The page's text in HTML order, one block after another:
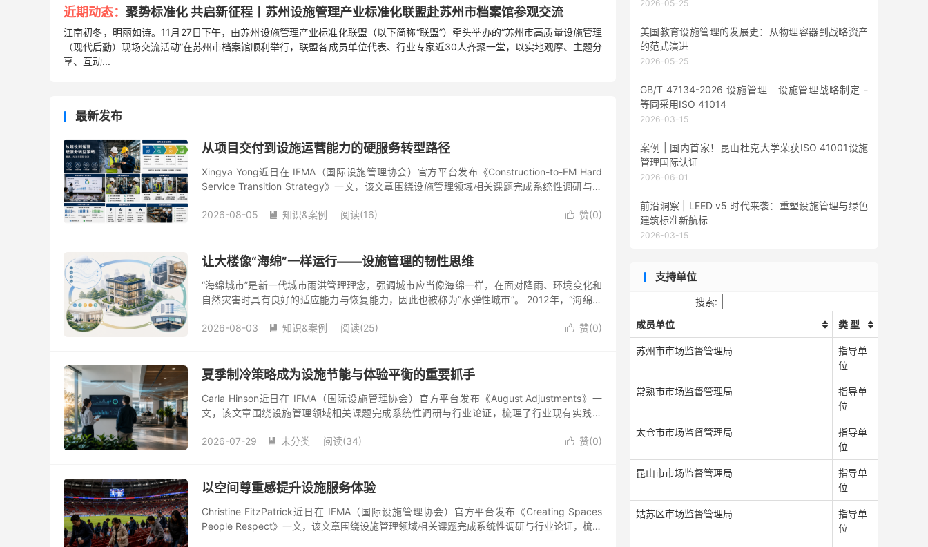
近期动态： 聚势标准化 共启新征程丨苏州设施管理产业标准化联盟赴苏州市档案馆参观交流
江南初冬，明丽如诗。11月27日下午，由苏州设施管理产业标准化联盟（以下简称“联盟”）牵头举办的“苏州市高质量设施管理
（现代后勤）现场交流活动”在苏州市档案馆顺利举行，联盟各成员单位代表、行业专家近30人齐聚一堂，以实地观摩、主题分
享、互动...
最新发布
从项目交付到设施运营能力的硬服务转型路径
Xingya Yong近日在 IFMA（国际设施管理协会）官方平台发布《Construction-to-FM Hard
Service Transition Strategy》一文，该文章围绕设施管理领域相关课题完成系统性调研与行
 赞(0)
2026-08-05  知识&案例 阅读(16)
让大楼像“海绵”一样运行——设施管理的韧性思维
“海绵城市”是新一代城市雨洪管理理念，强调城市应当像海绵一样，在面对降雨、环境变化和
自然灾害时具有良好的适应能力与恢复能力，因此也被称为“水弹性城市”。 2012年，“海绵城
 赞(0)
2026-08-03  知识&案例 阅读(25)
夏季制冷策略成为设施节能与体验平衡的重要抓手
Carla Hinson近日在 IFMA（国际设施管理协会）官方平台发布《August Adjustments》一
文，该文章围绕设施管理领域相关课题完成系统性调研与行业论证，梳理了行业现有实践痛
 赞(0)
2026-07-29  未分类 阅读(34)
以空间尊重感提升设施服务体验
Christine FitzPatrick近日在 IFMA（国际设施管理协会）官方平台发布《Creating Spaces
People Respect》一文，该文章围绕设施管理领域相关课题完成系统性调研与行业论证，梳理
2026-05-25
美国教育设施管理的发展史：从物理容器到战略资产
的范式演进
2026-05-25
GB/T 47134-2026 设施管理 设施管理战略制定 -
等同采用ISO 41014
2026-03-15
案例 | 国内首家！昆山杜克大学荣获ISO 41001设施
管理国际认证
2026-06-01
前沿洞察 | LEED v5 时代来袭：重塑设施管理与绿色
建筑标准新航标
2026-03-15
支持单位
搜索:
成员单位
类 型
苏州市市场监督管理局
指导单
位
常熟市市场监督管理局
指导单
位
太仓市市场监督管理局
指导单
位
昆山市市场监督管理局
指导单
位
姑苏区市场监督管理局
指导单
位